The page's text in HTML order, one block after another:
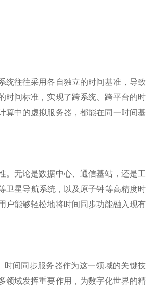
往往采用各自独立的时间基准，导致
时间标准，实现了跨系统、跨平台的时
算中的虚拟服务器，都能在同一时间基
无论是数据中心、通信基站，还是工
卫星导航系统，以及原子钟等高精度时
户能够轻松地将时间同步功能融入现有
间同步服务器作为这一领域的关键技
领域发挥重要作用，为数字化世界的精